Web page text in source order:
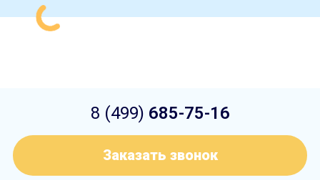
8 (499) 685-75-16
Заказать звонок